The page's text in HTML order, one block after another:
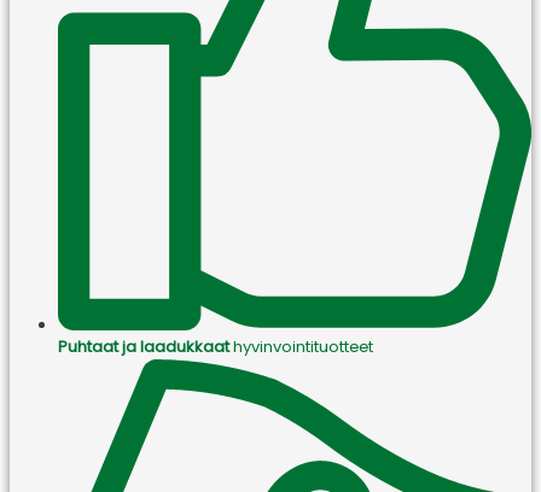
Puhtaat ja laadukkaathyvinvointituotteet